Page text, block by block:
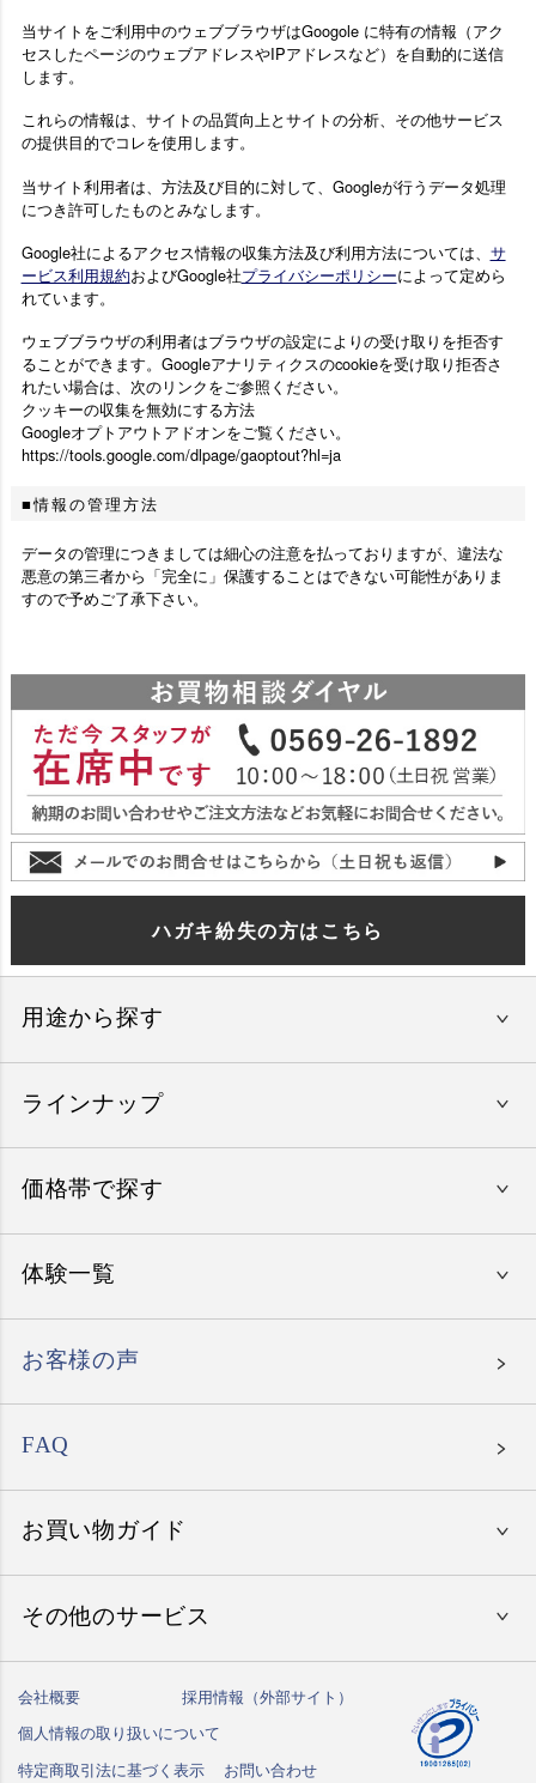
当サイトをご利用中のウェブブラウザはGoogole に特有の情報（アク
セスしたページのウェブアドレスやIPアドレスなど）を自動的に送信
します。
これらの情報は、サイトの品質向上とサイトの分析、その他サービス
の提供目的でコレを使用します。
当サイト利用者は、方法及び目的に対して、Googleが行うデータ処理
につき許可したものとみなします。
Google社によるアクセス情報の収集方法及び利用方法については、 サ
ービス利用規約およびGoogle社プライバシーポリシーによって定めら
れています。
ウェブブラウザの利用者はブラウザの設定によりの受け取りを拒否す
ることができます。Googleアナリティクスのcookieを受け取り拒否さ
れたい場合は、次のリンクをご参照ください。
クッキーの収集を無効にする方法
Googleオプトアウトアドオンをご覧ください。
https://tools.google.com/dlpage/gaoptout?hl=ja
情報の管理方法
データの管理につきましては細心の注意を払っておりますが、違法な
悪意の第三者から「完全に」保護することはできない可能性がありま
すので予めご了承下さい。
ハガキ紛失の方はこちら
用途から探す
還暦祝い
入学祝い
就職祝い
母の日
ラインナップ
やすらぎの旅
エグゼタイム パート5
エグゼタイムプラチナム
たびもの撰華
価格帯で探す
〜15,000円
〜80,000円
〜150,000円
150,001円〜
体験一覧
関東地方の温泉旅館
中部地方の温泉旅館
関西地方の温泉旅館
九州・沖縄の温泉旅館
関東地方のホテル
中部地方のホテル
関西地方のホテル
中国地方のホテル
九州・沖縄のホテル
関東地方でレストラン体験
中国・九州地方でレストラン体験
中部地方でゴルフ体験
関西地方でゴルフ体験
フェイスリフトアップ
お客様の声
FAQ
お買い物ガイド
初めての方へ
送料・お支払い方法
納期について
その他のサービス
ハガキ紛失の方はこちら
しきたりサイト
会社概要
採用情報（外部サイト）
個人情報の取り扱いについて
特定商取引法に基づく表示
お問い合わせ